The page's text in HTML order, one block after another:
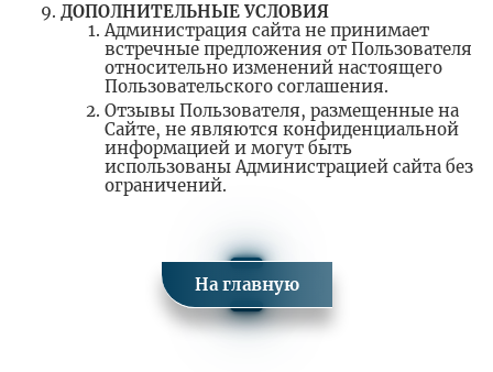
ДОПОЛНИТЕЛЬНЫЕ УСЛОВИЯ
Администрация сайта не принимает
встречные предложения от Пользователя
относительно изменений настоящего
Пользовательского соглашения.
Отзывы Пользователя, размещенные на
Сайте, не являются конфиденциальной
информацией и могут быть
использованы Администрацией сайта без
ограничений.
На главную